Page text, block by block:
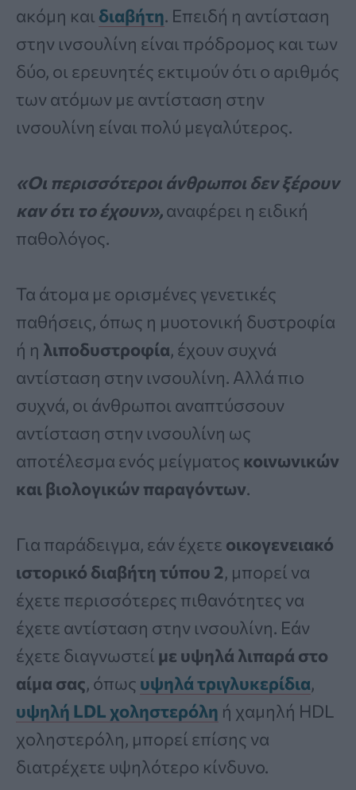
ακόμη και διαβήτη. Επειδή η αντίσταση
στην ινσουλίνη είναι πρόδρομος και των
δύο, οι ερευνητές εκτιμούν ότι ο αριθμός
των ατόμων με αντίσταση στην
ινσουλίνη είναι πολύ μεγαλύτερος.
«Οι περισσότεροι άνθρωποι δεν ξέρουν
καν ότι το έχουν»,αναφέρει η ειδική
παθολόγος.
Τα άτομα με ορισμένες γενετικές
παθήσεις, όπως η μυοτονική δυστροφία
ή η λιποδυστροφία, έχουν συχνά
αντίσταση στην ινσουλίνη. Αλλά πιο
συχνά, οι άνθρωποι αναπτύσσουν
αντίσταση στην ινσουλίνη ως
αποτέλεσμα ενός μείγματος κοινωνικών
και βιολογικών παραγόντων.
Για παράδειγμα, εάν έχετε οικογενειακό
ιστορικό διαβήτη τύπου 2, μπορεί να
έχετε περισσότερες πιθανότητες να
έχετε αντίσταση στην ινσουλίνη. Εάν
έχετε διαγνωστεί με υψηλά λιπαρά στο
αίμα σας, όπως υψηλά τριγλυκερίδια,
υψηλή LDL χοληστερόλη ή χαμηλή HDL
χοληστερόλη, μπορεί επίσης να
διατρέχετε υψηλότερο κίνδυνο.